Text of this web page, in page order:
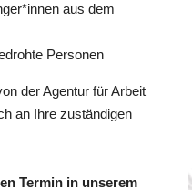
aus dem
Personen
der Agentur für Arbeit
an Ihre zuständigen
Termin in unserem